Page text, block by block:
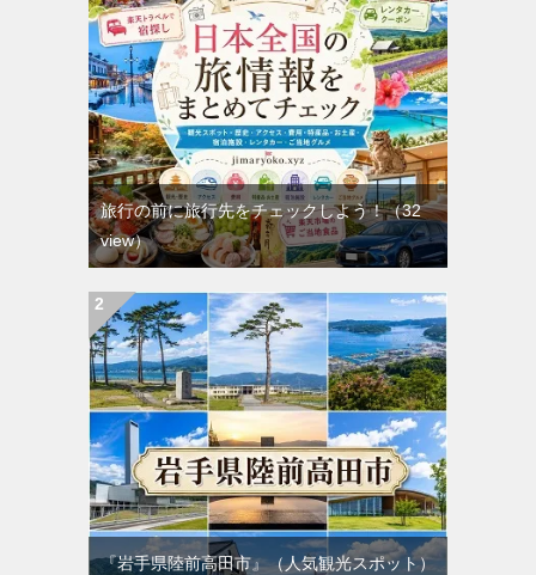
旅行の前に旅行先をチェックしよう！（32
view）
『岩手県陸前高田市』（人気観光スポット）